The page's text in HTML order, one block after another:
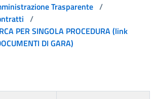
Trasparente /
/
PER SINGOLA PROCEDURA (link
DI GARA)